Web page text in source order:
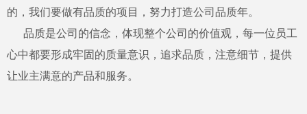
的，我们要做有品质的项目，努力打造公司品质年。
品质是公司的信念，体现整个公司的价值观，每一位员工
心中都要形成牢固的质量意识，追求品质，注意细节，提供
让业主满意的产品和服务。